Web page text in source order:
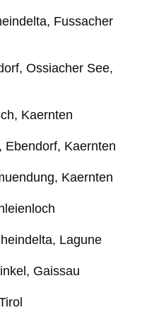
Fussacher
Ossiacher See,
Kaernten
Ebendorf, Kaernten
Kaernten
Lagune
Gaissau